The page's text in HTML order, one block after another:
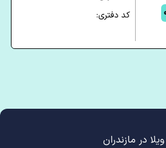
کد دفتری:
در مازندران